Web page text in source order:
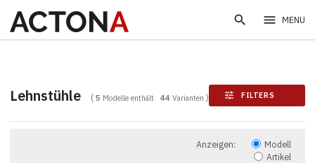
search menu MENU
Lehnstühle 5 Modelle enthält44 Varianten tune FILTERS
Anzeigen:
Modell
Artikel